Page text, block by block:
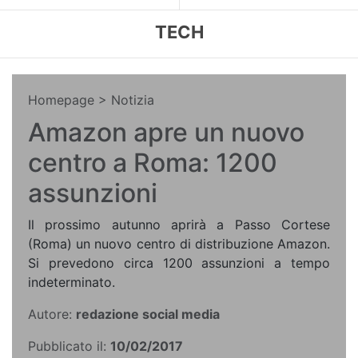
TECH
Homepage > Notizia
Amazon apre un nuovo
centro a Roma: 1200
assunzioni
Il prossimo autunno aprirà a Passo Cortese
(Roma) un nuovo centro di distribuzione Amazon.
Si prevedono circa 1200 assunzioni a tempo
indeterminato.
Autore: redazione social media
Pubblicato il: 10/02/2017